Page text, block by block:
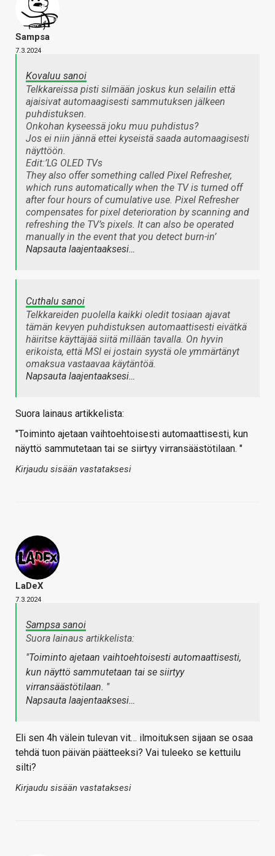
Sampsa
7.3.2024
Kovaluu sanoi
Telkkareissa pisti silmään joskus kun selailin että
ajaisivat automaagisesti sammutuksen jälkeen
puhdistuksen.
Onkohan kyseessä joku muu puhdistus?
Jos ei niin jännä ettei kyseistä saada automaagisesti
näyttöön.
Edit:’LG OLED TVs
They also offer something called Pixel Refresher,
which runs automatically when the TV is turned off
after four hours of cumulative use. Pixel Refresher
compensates for pixel deterioration by scanning and
refreshing the TV’s pixels. It can also be operated
manually in the event that you detect burn-in’
Napsauta laajentaaksesi…
Cuthalu sanoi
Telkkareiden puolella kaikki oledit tosiaan ajavat
tämän kevyen puhdistuksen automaattisesti eivätkä
häiritse käyttäjää siitä millään tavalla. On hyvin
erikoista, että MSI ei jostain syystä ole ymmärtänyt
omaksua vastaavaa käytäntöä.
Napsauta laajentaaksesi…
Suora lainaus artikkelista:
"Toiminto ajetaan vaihtoehtoisesti automaattisesti, kun
näyttö sammutetaan tai se siirtyy virransäästötilaan. "
Kirjaudu sisään vastataksesi
LaDeX
7.3.2024
Sampsa sanoi
Suora lainaus artikkelista:
"Toiminto ajetaan vaihtoehtoisesti automaattisesti,
kun näyttö sammutetaan tai se siirtyy
virransäästötilaan. "
Napsauta laajentaaksesi…
Eli sen 4h välein tulevan vit… ilmoituksen sijaan se osaa
tehdä tuon päivän päätteeksi? Vai tuleeko se kettuilu
silti?
Kirjaudu sisään vastataksesi